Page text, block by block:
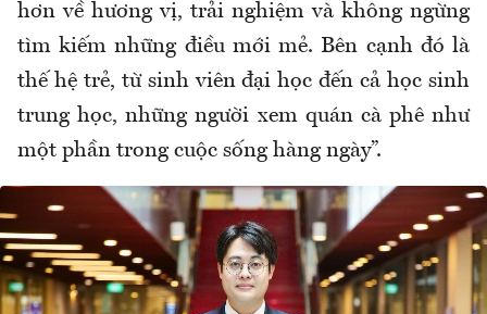
hơn về hương vị, trải nghiệm và không ngừng
tìm kiếm những điều mới mẻ. Bên cạnh đó là
thế hệ trẻ, từ sinh viên đại học đến cả học sinh
trung học, những người xem quán cà phê như
một phần trong cuộc sống hàng ngày”.